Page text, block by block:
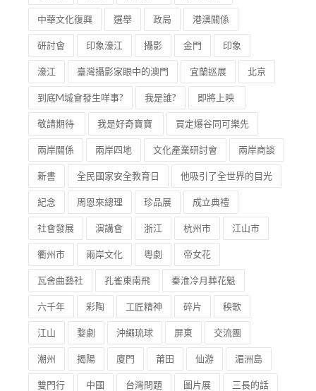
中華文化復興 選舉 政局 港澳關係
研討會 印象濠江 攝影 金門 印象
濠江 臺灣攝影家眼中的澳門 宜蘭巡展 北京
到底M城會發生咩事? 我是誰? 即將上映
敬請期待 我是好奇寶寶 買定爆谷同可樂先
兩岸關係 兩岸四地 文化產業研討會 兩岸商談
新書 全民國家安全教育日 他吸引了全世界的目光
紀念 周恩來總理 珍品展 成立典禮
社會發展 演講會 浙江 杭州市 江山市
衢州市 兩岸文化 粵劇 帝女花
瓦舍曲藝社 孔雀東南飛 秦淮冷月葬花魁
六千年 彩陶 工匠精神 碎片 秧歌
江山 婺劇 沖繩琉球 屏東 交流團
潮州 揭陽 廈門 莆田 仙游 湄洲島
雙門行 中國 台灣問題 圖片展 三長的話